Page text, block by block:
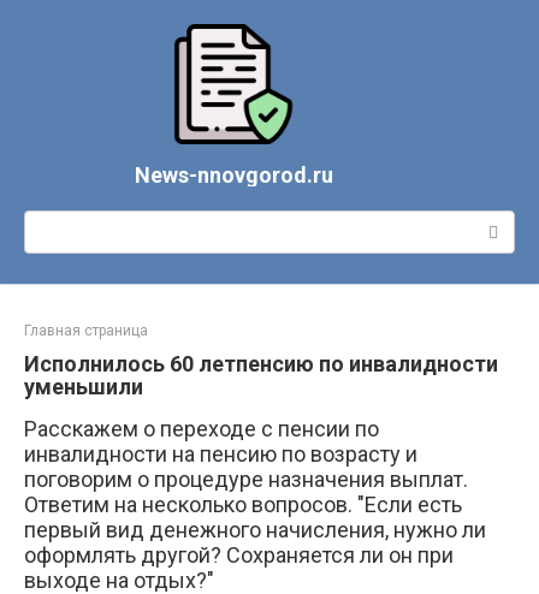
News-nnovgorod.ru
Поиск:
Главная страница
Исполнилось 60 летпенсию по инвалидности
уменьшили
Расскажем о переходе с пенсии по
инвалидности на пенсию по возрасту и
поговорим о процедуре назначения выплат.
Ответим на несколько вопросов. "Если есть
первый вид денежного начисления, нужно ли
оформлять другой? Сохраняется ли он при
выходе на отдых?"